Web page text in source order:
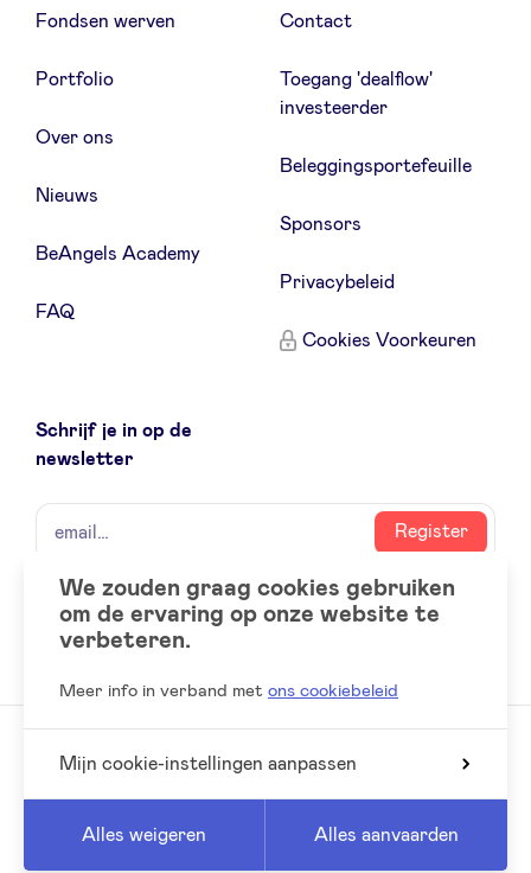
Fondsen werven
Portfolio
Over ons
Nieuws
BeAngels Academy
FAQ
Contact
Toegang 'dealflow'
investeerder
Beleggingsportefeuille
Sponsors
Privacybeleid
Cookies Voorkeuren
Schrijf je in op de
newsletter
naam
email
Register
Social
accounts
LinkedIn
© 2026 BeAngels, alle rechten voorbehouden
We zouden graag cookies gebruiken
om de ervaring op onze website te
verbeteren.
Meer info in verband met ons cookiebeleid
Mijn cookie-instellingen aanpassen
Alles weigeren Alles aanvaarden